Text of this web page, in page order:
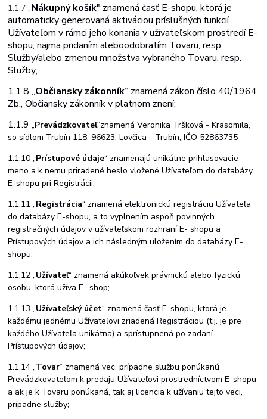
1.1.7„Nákupný košík" znamená časť E-shopu, ktorá je
automaticky generovaná aktiváciou príslušných funkcií
Užívateľom v rámci jeho konania v užívateľskom prostredí E-
shopu, najmä pridaním aleboodobratím Tovaru, resp.
Služby/alebo zmenou množstva vybraného Tovaru, resp.
Služby;
1.1.8 „Občiansky zákonník“ znamená zákon číslo 40/1964
Zb., Občiansky zákonník v platnom znení;
1.1.9„Prevádzkovateľ“znamenáVeronika Tršková - Krasomila,
so sídlom Trubín 118, 96623, Lovčica - Trubín, IČO 52863735
1.1.10„Prístupové údaje“ znamenajú unikátne prihlasovacie
meno a k nemu priradené heslo vložené Užívateľom do databázy
E-shopu pri Registrácii;
1.1.11„Registrácia“ znamenáelektronickúregistráciuUžívateľa
dodatabázyE-shopu, a to vyplnením aspoň povinných
registračných údajov v užívateľskom rozhraní E- shopu a
Prístupových údajov a ich následným uložením do databázy E-
shopu;
1.1.12„Užívateľ“ znamená akúkoľvek právnickú alebo fyzickú
osobu, ktorá užíva E-shop;
1.1.13„Užívateľský účet“ znamená časť E-shopu, ktorá je
každému jednému Užívateľovi zriadená Registráciou (t.j. je pre
každého Užívateľa unikátna) a sprístupnená po zadaní
Prístupových údajov;
1.1.14„Tovar“ znamená vec, prípadne službu ponúkanú
Prevádzkovateľom k predaju Užívateľovi prostredníctvom E-shopu
a ak je k Tovaru ponúkaná, tak aj licencia k užívaniu tejto veci,
prípadne služby;